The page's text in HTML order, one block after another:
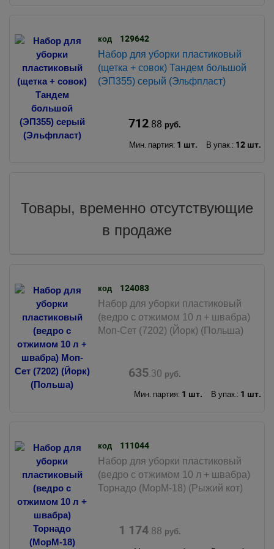
код 129642
Набор для уборки пластиковый
(щетка + совок) Тандем большой
(ЭП355) серый (Эльфпласт)
712.88 руб.
Мин. партия: 1 шт. В упак.: 12 шт.
Товары, временно отсутствующие
в продаже
код 124083
Набор для уборки пластиковый
(ведро с отжимом 10 л + швабра)
Моп-Сет (7202) (Йорк) (Польша)
635.30 руб.
Мин. партия: 1 шт. В упак.: 1 шт.
код 111044
Набор для уборки пластиковый
(ведро с отжимом 10 л + швабра)
Торнадо (МорМ-18) (Рыжий кот)
1 174.88 руб.